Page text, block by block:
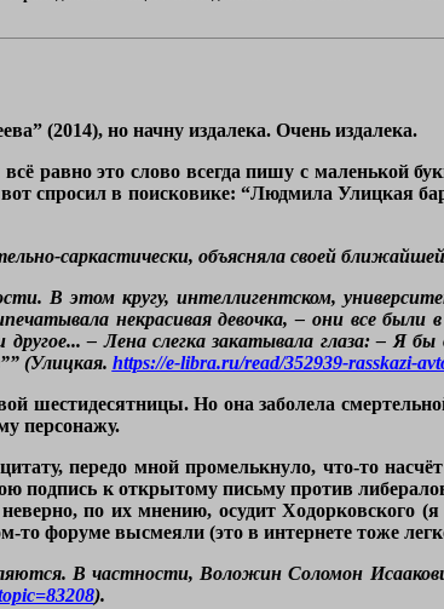
(2014), но начну издалека. Очень издалека.
равно это слово всегда пишу с маленькой
спросил в поисковике: “Людмила Улицкая
саркастически, объясняла своей ближайшей
В этом кругу, интеллигентском,
некрасивая девочка, – они все
– Лена слегка закатывала глаза: – Я
(Улицкая. https://e-libra.ru/read/352939-rasskazi-
шестидесятницы. Но она заболела
персонажу.
передо мной промелькнуло, что-то
подпись к открытому письму против
по их мнению, осудит Ходорковского
форуме высмеяли (это в интернете тоже
В частности, Воложин Соломон
).